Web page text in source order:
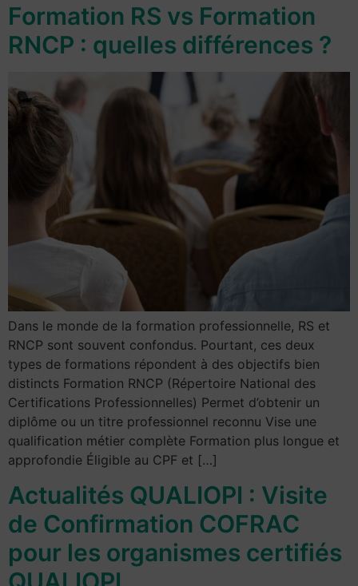
Formation RS vs Formation
RNCP : quelles différences ?
Dans le monde de la formation professionnelle, RS et
RNCP sont souvent confondus. Pourtant, ces deux
types de formations répondent à des objectifs bien
distincts Formation RNCP (Répertoire National des
Certifications Professionnelles) Permet d’obtenir un
diplôme ou un titre professionnel reconnu Vise une
qualification métier complète Formation plus longue et
approfondie Éligible au CPF et […]
Actualités QUALIOPI : Visite
de Confirmation COFRAC
pour les organismes certifiés